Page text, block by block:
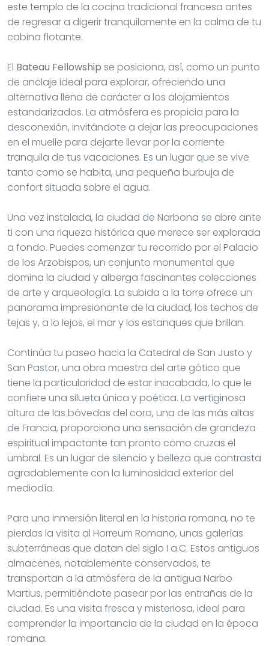
este templo de la cocina tradicional francesa antes
de regresar a digerir tranquilamente en la calma de tu
cabina flotante.
El Bateau Fellowship se posiciona, así, como un punto
de anclaje ideal para explorar, ofreciendo una
alternativa llena de carácter a los alojamientos
estandarizados. La atmósfera es propicia para la
desconexión, invitándote a dejar las preocupaciones
en el muelle para dejarte llevar por la corriente
tranquila de tus vacaciones. Es un lugar que se vive
tanto como se habita, una pequeña burbuja de
confort situada sobre el agua.
Una vez instalada, la ciudad de Narbona se abre ante
ti con una riqueza histórica que merece ser explorada
a fondo. Puedes comenzar tu recorrido por el Palacio
de los Arzobispos, un conjunto monumental que
domina la ciudad y alberga fascinantes colecciones
de arte y arqueología. La subida a la torre ofrece un
panorama impresionante de la ciudad, los techos de
tejas y, a lo lejos, el mar y los estanques que brillan.
Continúa tu paseo hacia la Catedral de San Justo y
San Pastor, una obra maestra del arte gótico que
tiene la particularidad de estar inacabada, lo que le
confiere una silueta única y poética. La vertiginosa
altura de las bóvedas del coro, una de las más altas
de Francia, proporciona una sensación de grandeza
espiritual impactante tan pronto como cruzas el
umbral. Es un lugar de silencio y belleza que contrasta
agradablemente con la luminosidad exterior del
mediodía.
Para una inmersión literal en la historia romana, no te
pierdas la visita al Horreum Romano, unas galerías
subterráneas que datan del siglo I a.C. Estos antiguos
almacenes, notablemente conservados, te
transportan a la atmósfera de la antigua Narbo
Martius, permitiéndote pasear por las entrañas de la
ciudad. Es una visita fresca y misteriosa, ideal para
comprender la importancia de la ciudad en la época
romana.